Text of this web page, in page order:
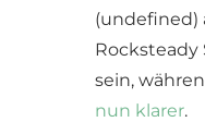
(undefined)
Rocksteady
sein,
nun klarer.